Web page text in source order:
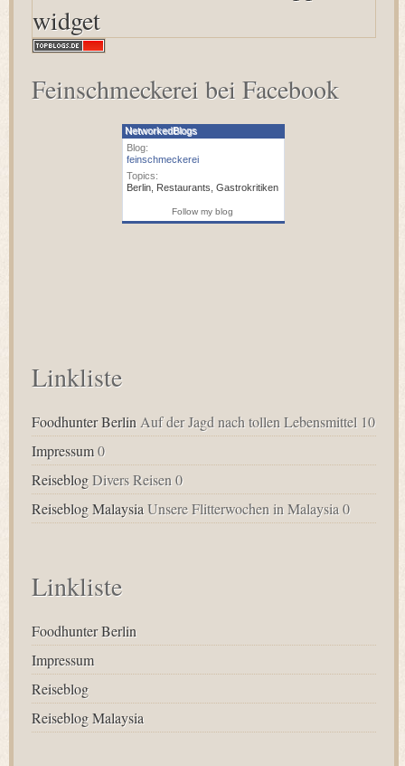
Feinschmeckerei bei Facebook
NetworkedBlogs
Blog:
feinschmeckerei
Topics:
Berlin Restaurants ,Gastrokritiken
Follow my blog
Linkliste
Foodhunter Berlin Auf der Jagd nach tollen Lebensmittel 10
Impressum0
ReiseblogDivers Reisen 0
Reiseblog MalaysiaUnsere Flitterwochen in Malaysia 0
Linkliste
Foodhunter Berlin
Impressum
Reiseblog
Reiseblog Malaysia